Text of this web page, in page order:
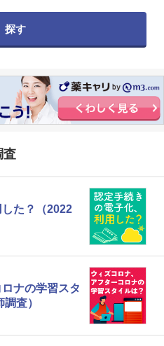
探す
査
た？（2022
ナの学習スタ
査）